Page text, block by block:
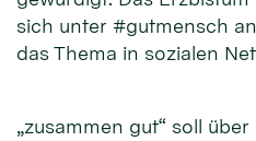
sich unter #gutmensch
das Thema in sozialen
„zusammen gut“ soll